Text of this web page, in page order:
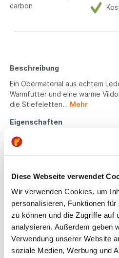
Diese Webseite verwendet
Wir verwenden Cookies, um
personalisieren, Funktionen
zu können und die Zugriffe auf
analysieren. Außerdem geben
Verwendung unserer Website
soziale Medien, Werbung und
carbon
Beschreibung
Ein Obermaterial aus echtem
Warmfutter und eine warme
die Stiefeletten… Mehr
Eigenschaften
Produktsicherheit
Kindgerechte
Passform
All unsere Schuhe sind
auf die Bedürfnisse
von Kindern